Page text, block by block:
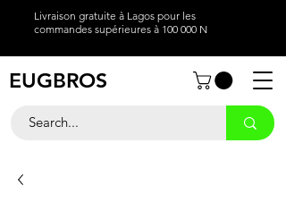
Livraison gratuite à Lagos pour les
commandes supérieures à 100 000 N
EUGBROS